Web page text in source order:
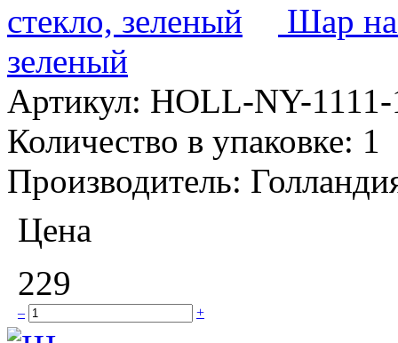
Шар на
зеленый
Артикул: HOLL-NY-1111-
Количество в упаковке: 1
Производитель:
Цена
229
– +